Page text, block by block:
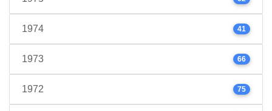
1974 41
1973 66
1972 75